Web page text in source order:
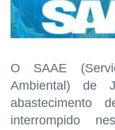
O SAAE
Ambiental) de
abastecimento
interrompido